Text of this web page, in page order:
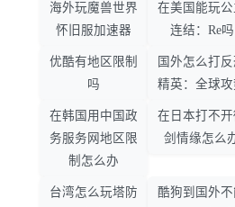
海外玩魔兽世界
怀旧服加速器
在美国能玩公
连结：Re吗
优酷有地区限制
吗
国外怎么打反
精英：全球攻
在韩国用中国政
务服务网地区限
制怎么办
在日本打不开
剑情缘怎么
台湾怎么玩塔防
酷狗到国外不